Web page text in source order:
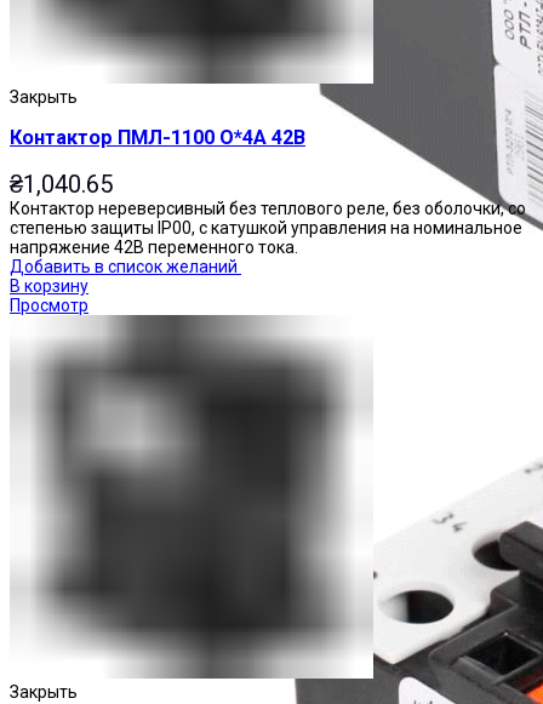
Реле тепловые
Закрыть
Контактор ПМЛ-1100 О*4А 42В
₴1,040.65
Контактор нереверсивный без теплового реле, без оболочки, со
степенью защиты IP00, с катушкой управления на номинальное
напряжение 42В переменного тока.
Добавить в список желаний
В корзину
Просмотр
Закрыть